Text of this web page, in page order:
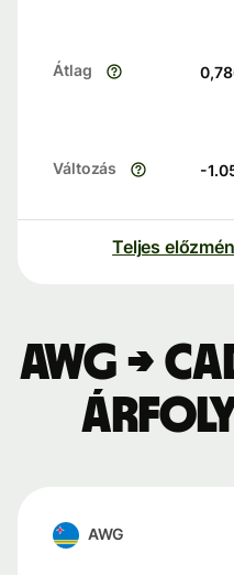
Átlag
Változás -
Teljes
AWG →
AWG